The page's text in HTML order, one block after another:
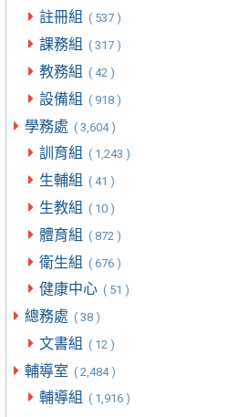
註冊組 ( 537 )
課務組 ( 317 )
教務組 ( 42 )
設備組 ( 918 )
學務處 ( 3,604 )
訓育組 ( 1,243 )
生輔組 ( 41 )
生教組 ( 10 )
體育組 ( 872 )
衛生組 ( 676 )
健康中心 ( 51 )
總務處 ( 38 )
文書組 ( 12 )
輔導室 ( 2,484 )
輔導組 ( 1,916 )